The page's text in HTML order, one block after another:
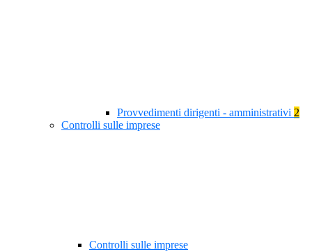
Provvedimenti dirigenti - amministrativi 2
Controlli sulle imprese
Controlli sulle imprese